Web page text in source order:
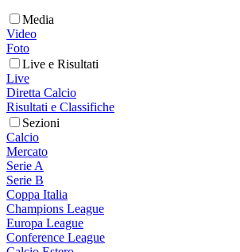
Media
Video
Foto
Live e Risultati
Live
Diretta Calcio
Risultati e Classifiche
Sezioni
Calcio
Mercato
Serie A
Serie B
Coppa Italia
Champions League
Europa League
Conference League